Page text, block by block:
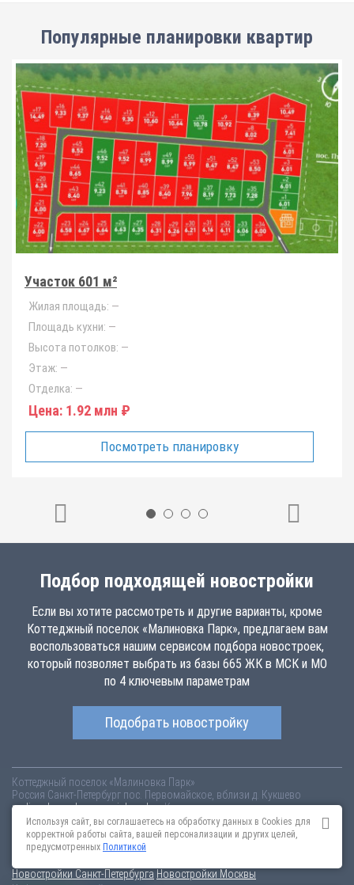
Популярные планировки квартир
Участок 601 м²
Жилая площадь: —
Площадь кухни: —
Высота потолков: —
Этаж: —
Отделка: —
Цена: 1.92 млн ₽
Посмотреть планировку
Подбор подходящей новостройки
Если вы хотите рассмотреть и другие варианты, кроме
Коттеджный поселок «Малиновка Парк», предлагаем вам
воспользоваться нашим сервисом подбора новостроек,
который позволяет выбрать из базы 665 ЖК в МСК и МО
по 4 ключевым параметрам
Подобрать новостройку
Коттеджный поселок «Малиновка Парк»
Россия Санкт-Петербург пос. Первомайское, вблизи д. Кукшево
malinovka-park.novopoisk.msk.ruКупить квартиру в новом жилом
комплексе «Малиновка Парк» от «Orgvision Development» в Троицком
административном округе. Квартиры различных планировок от 1.92
млн рублей!
Новостройки Санкт-Петербурга Новостройки Москвы
Используя сайт, вы соглашаетесь на обработку данных в Cookies для
корректной работы сайта, вашей персонализации и других целей,
предусмотренных Политикой